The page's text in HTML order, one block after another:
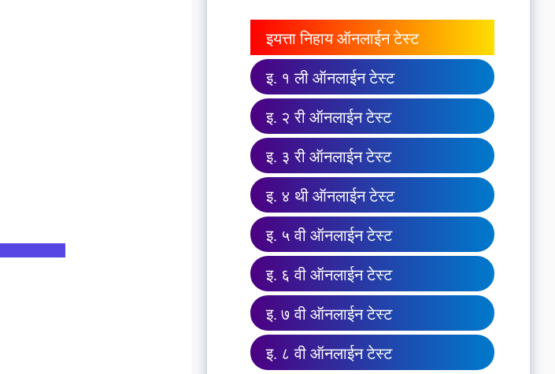
इयत्ता निहाय ऑनलाईन टेस्ट
इ. १ ली ऑनलाईन टेस्ट
इ. २ री ऑनलाईन टेस्ट
इ. ३ री ऑनलाईन टेस्ट
इ. ४ थी ऑनलाईन टेस्ट
इ. ५ वी ऑनलाईन टेस्ट
इ. ६ वी ऑनलाईन टेस्ट
इ. ७ वी ऑनलाईन टेस्ट
इ. ८ वी ऑनलाईन टेस्ट